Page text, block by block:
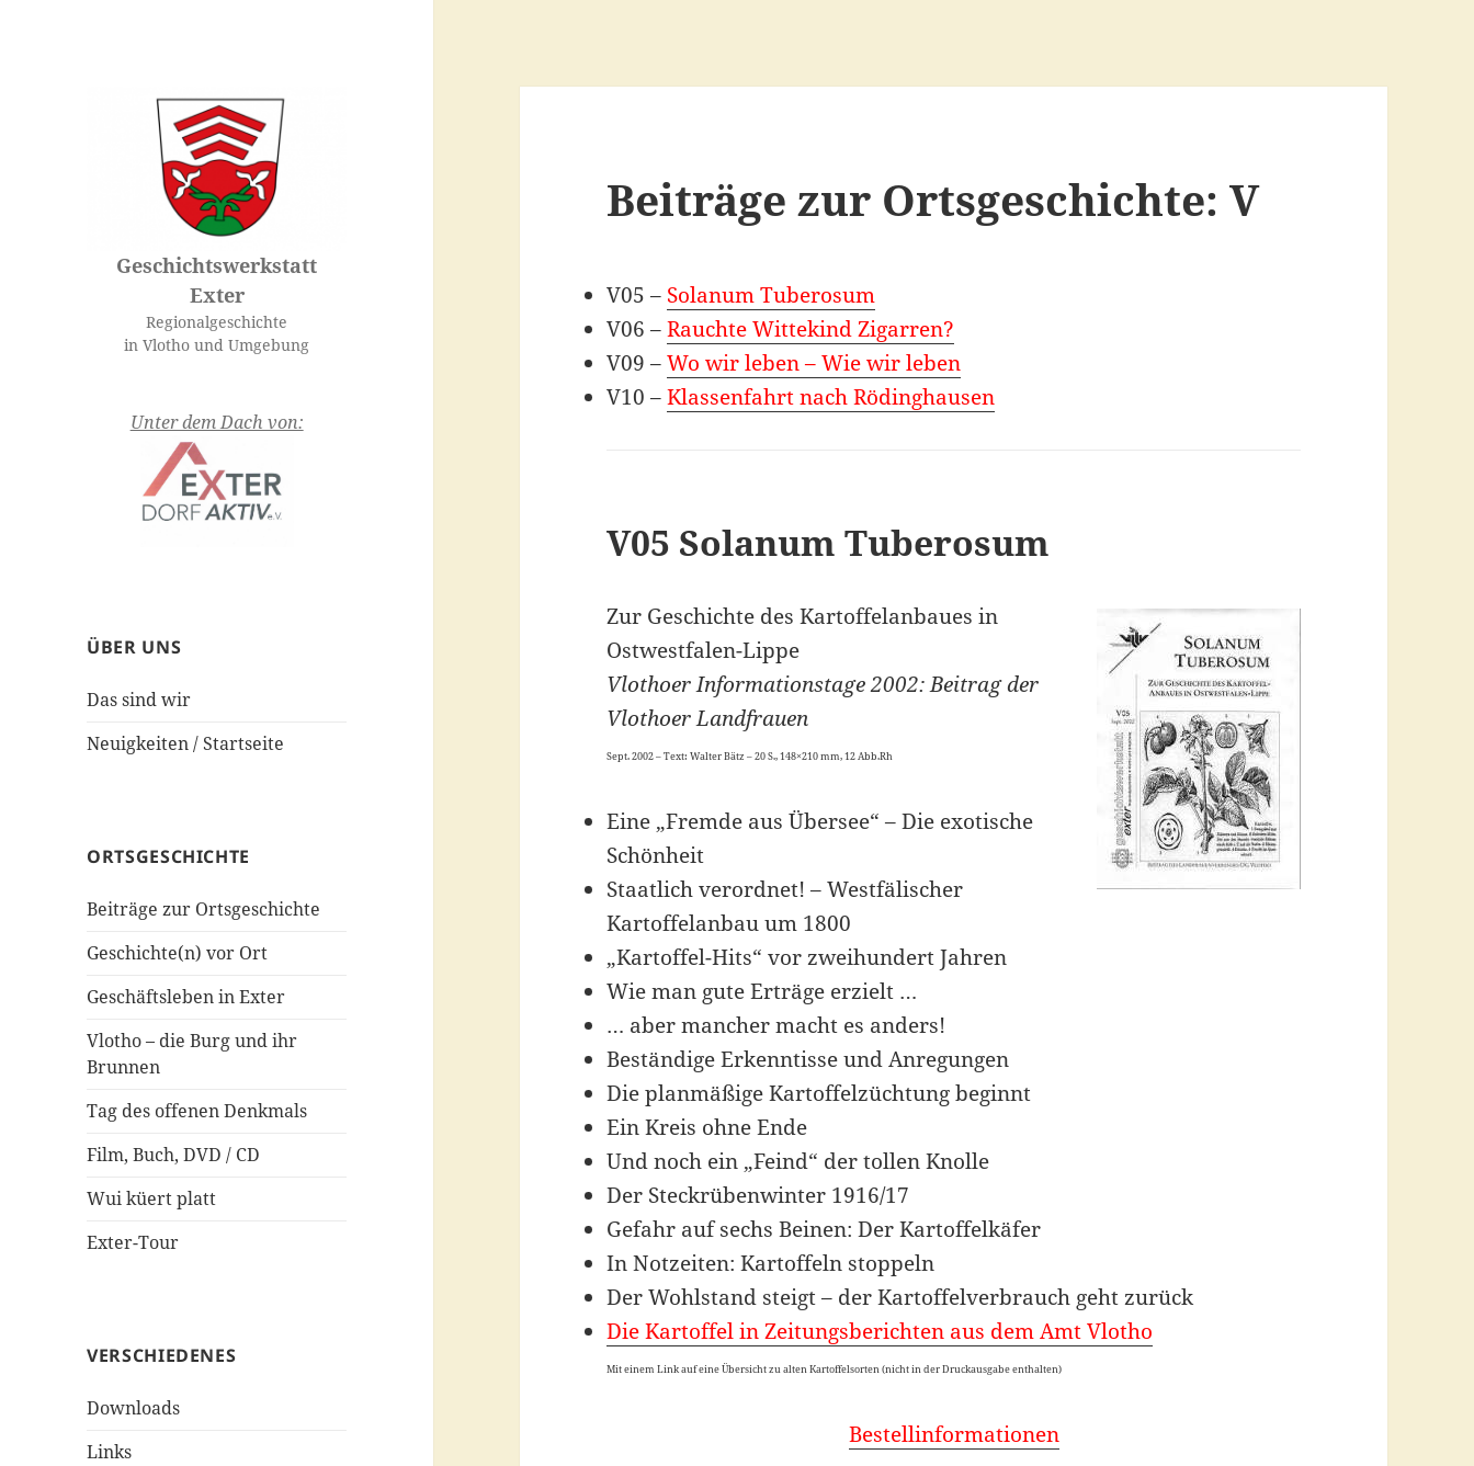
Geschichtswerkstatt
Exter
Regionalgeschichte
in Vlotho und Umgebung
Unter dem Dach von:
ÜBER UNS
Das sind wir
Neuigkeiten / Startseite
ORTSGESCHICHTE
Beiträge zur Ortsgeschichte
Geschichte(n) vor Ort
Geschäftsleben in Exter
Vlotho – die Burg und ihr
Brunnen
Tag des offenen Denkmals
Film, Buch, DVD / CD
Wui küert platt
Exter-Tour
VERSCHIEDENES
Downloads
Links
Beiträge zur Ortsgeschichte: V
V05 – Solanum Tuberosum
V06 –Rauchte Wittekind Zigarren?
V09 –Wo wir leben – Wie wir leben
V10 –Klassenfahrt nach Rödinghausen
V05 Solanum Tuberosum
Zur Geschichte des Kartoffelanbaues in
Ostwestfalen-Lippe
Vlothoer Informationstage 2002: Beitrag der
Vlothoer Landfrauen
Sept. 2002 – Text: Walter Bätz – 20 S., 148×210 mm, 12 Abb.Rh
Eine „Fremde aus Übersee“ – Die exotische
Schönheit
Staatlich verordnet! – Westfälischer
Kartoffelanbau um 1800
„Kartoffel-Hits“ vor zweihundert Jahren
Wie man gute Erträge erzielt …
… aber mancher macht es anders!
Beständige Erkenntisse und Anregungen
Die planmäßige Kartoffelzüchtung beginnt
Ein Kreis ohne Ende
Und noch ein „Feind“ der tollen Knolle
Der Steckrübenwinter 1916/17
Gefahr auf sechs Beinen: Der Kartoffelkäfer
In Notzeiten: Kartoffeln stoppeln
Der Wohlstand steigt – der Kartoffelverbrauch geht zurück
Die Kartoffel in Zeitungsberichten aus dem Amt Vlotho
Mit einem Link auf eine Übersicht zu alten Kartoffelsorten (nicht in der Druckausgabe enthalten)
Bestellinformationen